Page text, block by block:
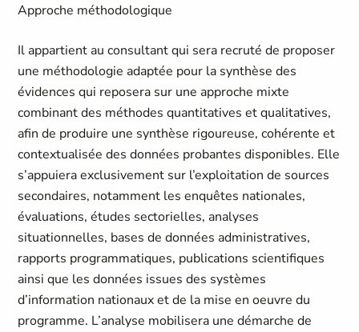
Approche méthodologique
Il appartient au consultant qui sera recruté de proposer
une méthodologie adaptée pour la synthèse des
évidences qui reposera sur une approche mixte
combinant des méthodes quantitatives et qualitatives,
afin de produire une synthèse rigoureuse, cohérente et
contextualisée des données probantes disponibles. Elle
s’appuiera exclusivement sur l’exploitation de sources
secondaires, notamment les enquêtes nationales,
évaluations, études sectorielles, analyses
situationnelles, bases de données administratives,
rapports programmatiques, publications scientifiques
ainsi que les données issues des systèmes
d’information nationaux et de la mise en oeuvre du
programme. L’analyse mobilisera une démarche de